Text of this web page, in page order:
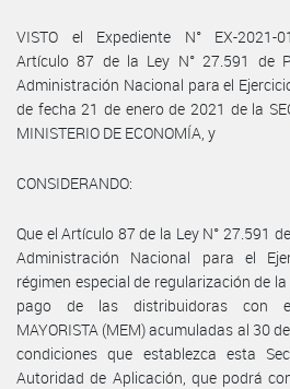
VISTO el Expediente N° EX-2021-
Artículo 87 de la Ley N° 27.591 de
Administración Nacional para el
de fecha 21 de enero de 2021 de la
MINISTERIO DE ECONOMÍA, y
CONSIDERANDO:
Que el Artículo 87 de la Ley N° 27.591
Administración Nacional para el
régimen especial de regularización de
pago de las distribuidoras con el
MAYORISTA (MEM) acumuladas al 30
condiciones que establezca esta
Autoridad de Aplicación, que podrá